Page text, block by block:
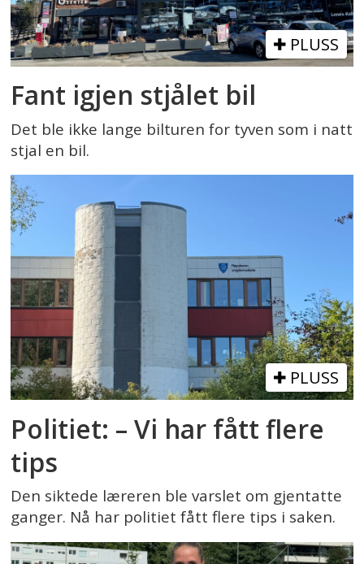
PLUSS
Fant igjen stjålet bil
Det ble ikke lange bilturen for tyven som i natt
stjal en bil.
PLUSS
Politiet: – Vi har fått flere
tips
Den siktede læreren ble varslet om gjentatte
ganger. Nå har politiet fått flere tips i saken.